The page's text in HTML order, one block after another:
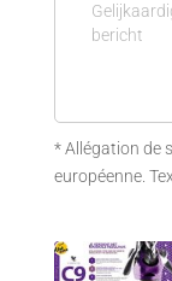
bericht
* Allégation de
européenne.